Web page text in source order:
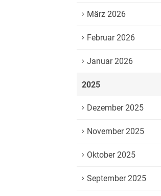
März 2026
Februar 2026
Januar 2026
2025
Dezember 2025
November 2025
Oktober 2025
September 2025